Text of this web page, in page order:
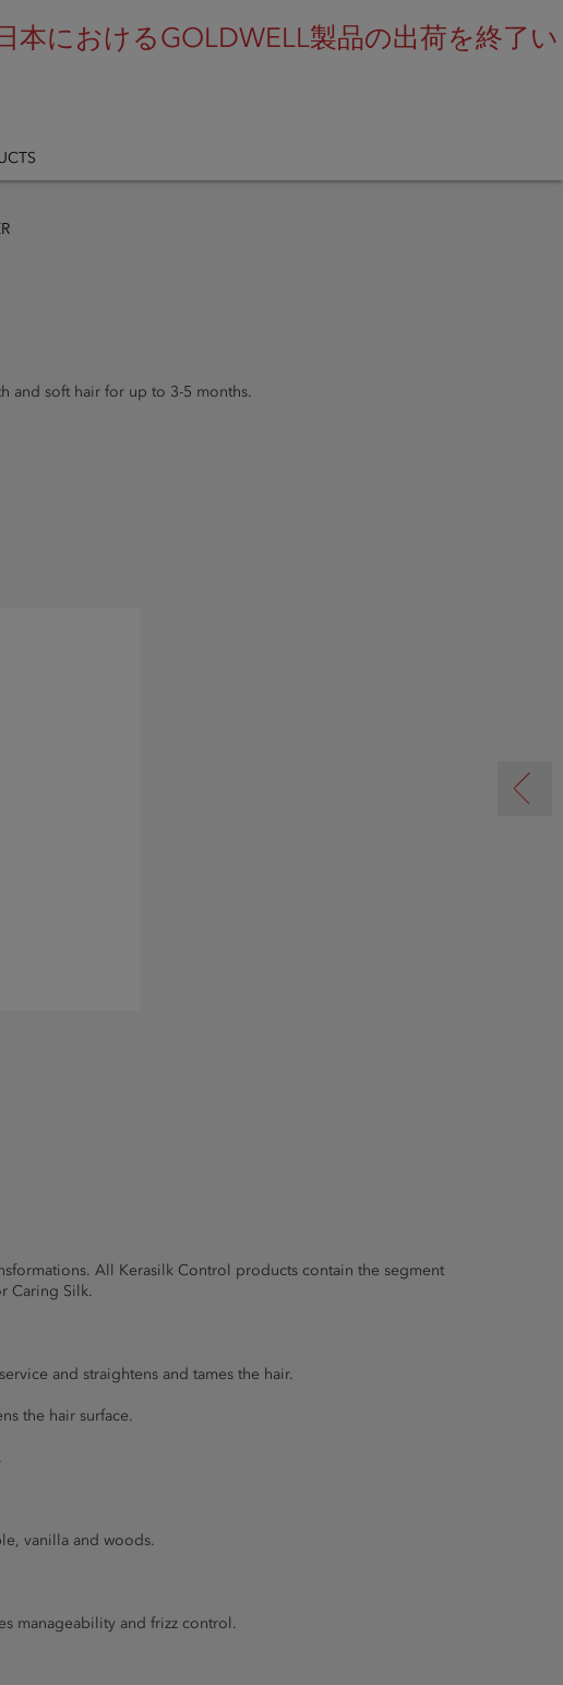
におけるGOLDWELL製品の出荷を終了い
and soft hair for up to 3-5 months.
All Kerasilk Control products contain the segment
Caring Silk.
and straightens and tames the hair.
the hair surface.
vanilla and woods.
manageability and frizz control.